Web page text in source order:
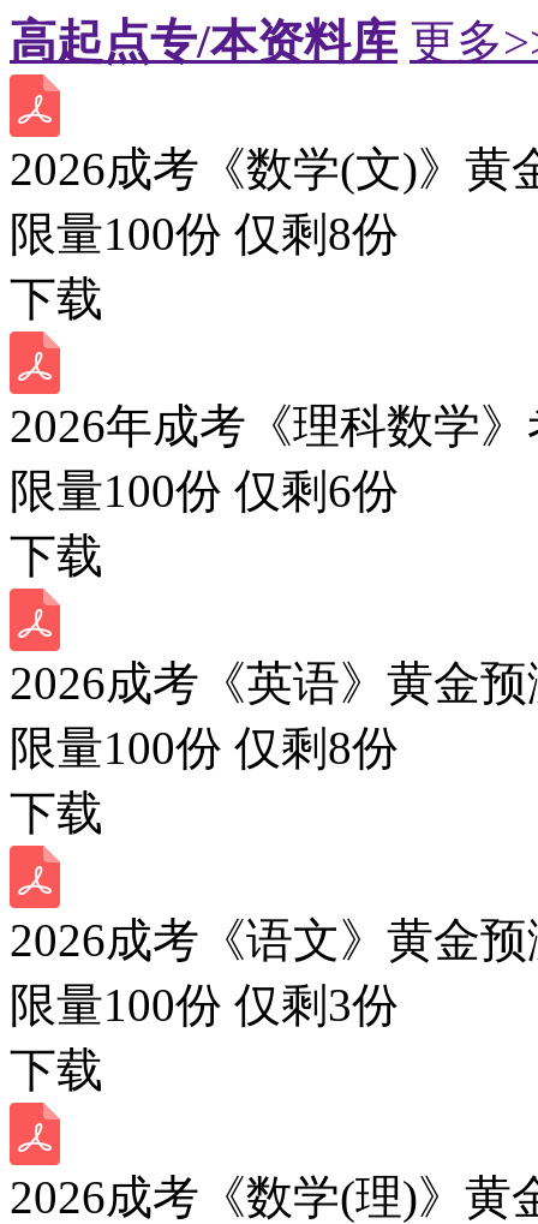
高起点专/本资料库 更多
2026成考《数学(文)》黄
限量100份 仅剩 8份
下载
2026年成考《理科数学
限量100份 仅剩 6份
下载
2026成考《英语》黄金
限量100份 仅剩 8份
下载
2026成考《语文》黄金
限量100份 仅剩 3份
下载
2026成考《数学(理)》黄